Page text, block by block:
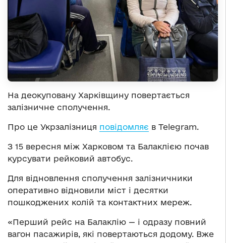
На деокуповану Харківщину повертається
залізничне сполучення.
Про це Укрзалізниця повідомляє в Telegram.
З 15 вересня між Харковом та Балаклією почав
курсувати рейковий автобус.
Для відновлення сполучення залізничники
оперативно відновили міст і десятки
пошкоджених колій та контактних мереж.
«Перший рейс на Балаклію — і одразу повний
вагон пасажирів, які повертаються додому. Вже